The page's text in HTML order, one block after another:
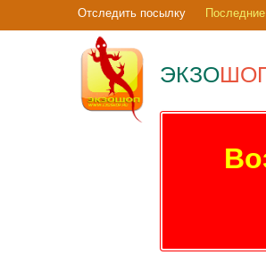
Отследить посылку
ЭКЗО